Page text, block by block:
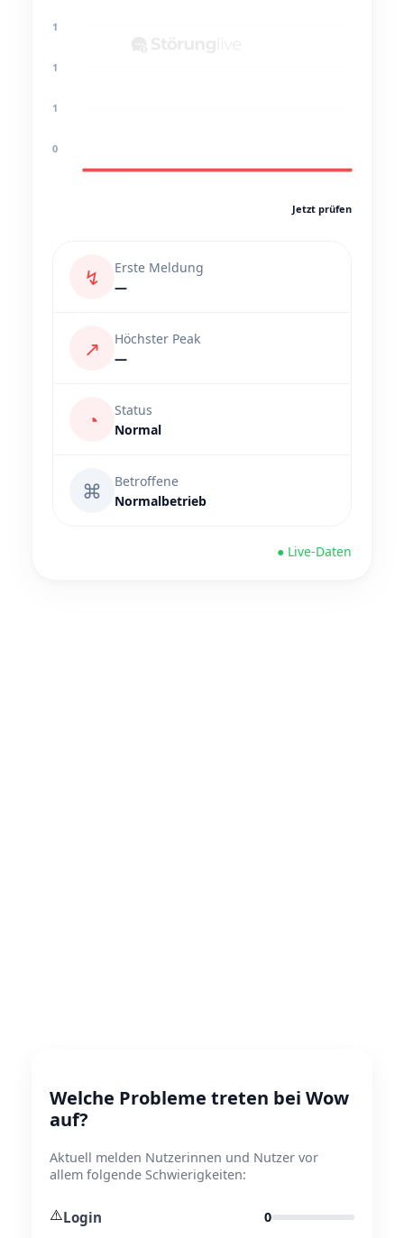
1
1
1
0
Jetzt prüfen
↯
Erste Meldung
—
↗
Höchster Peak
—
◔
Status
Normal
⌘
Betroffene
Normalbetrieb
● Live-Daten
Welche Probleme treten bei Wow
auf?
Aktuell melden Nutzerinnen und Nutzer vor
allem folgende Schwierigkeiten:
⚠️Login 0